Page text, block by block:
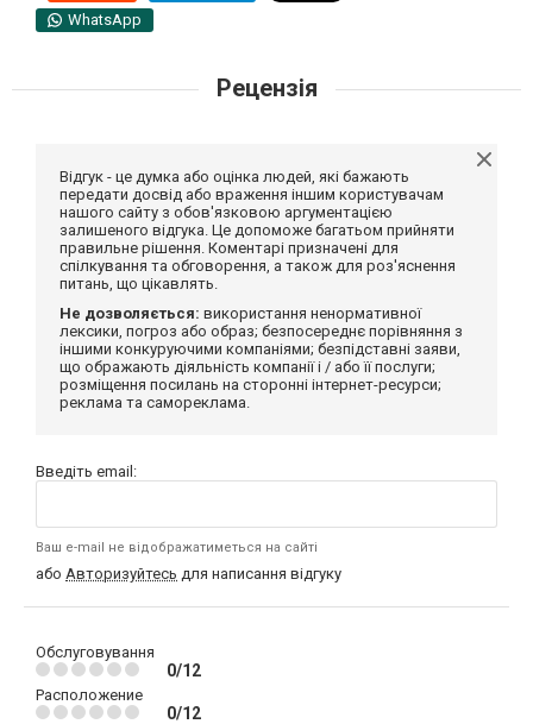
WhatsApp
Рецензія
Відгук - це думка або оцінка людей, які бажають
передати досвід або враження іншим користувачам
нашого сайту з обов'язковою аргументацією
залишеного відгука. Це допоможе багатьом прийняти
правильне рішення. Коментарі призначені для
спілкування та обговорення, а також для роз'яснення
питань, що цікавлять.
Не дозволяється: використання ненормативної
лексики, погроз або образ; безпосереднє порівняння з
іншими конкуруючими компаніями; безпідставні заяви,
що ображають діяльність компанії і / або її послуги;
розміщення посилань на сторонні інтернет-ресурси;
реклама та самореклама.
Введіть email:
Ваш e-mail не відображатиметься на сайті
або Авторизуйтесь для написання відгуку
Обслуговування
0/12
Расположение
0/12